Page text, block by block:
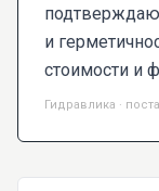
и
стоимости и
Гидравлика ·